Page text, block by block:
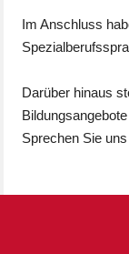
Im Anschluss
Darüber hinaus
Sprechen Sie